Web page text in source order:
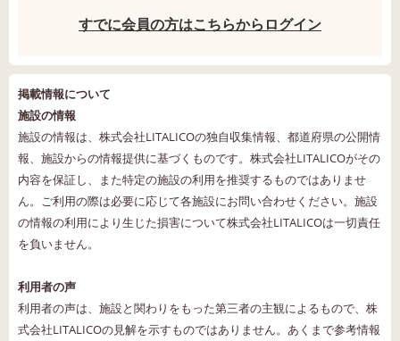
すでに会員の方はこちらからログイン
掲載情報について
施設の情報
施設の情報は、株式会社LITALICOの独自収集情報、都道府県の公開情
報、施設からの情報提供に基づくものです。株式会社LITALICOがその
内容を保証し、また特定の施設の利用を推奨するものではありませ
ん。ご利用の際は必要に応じて各施設にお問い合わせください。施設
の情報の利用により生じた損害について株式会社LITALICOは一切責任
を負いません。
利用者の声
利用者の声は、施設と関わりをもった第三者の主観によるもので、株
式会社LITALICOの見解を示すものではありません。あくまで参考情報